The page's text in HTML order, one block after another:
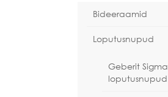
Bideeraamid
Loputusnupud
Geberit Sigma
loputusnupud